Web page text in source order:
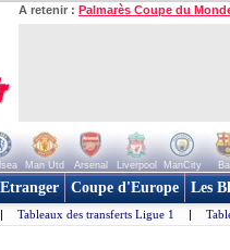
A retenir : Palmarès Coupe du
Man Utd Arsenal Liverpool ManCity
Etranger Coupe d'Europe Les
| Tableaux des transferts Ligue 1 |